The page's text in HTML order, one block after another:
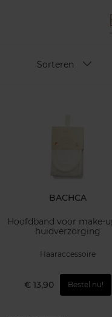
Sorteren
BACHCA
Hoofdband voor make-
huidverzorging
Haaraccessoire
€ 13,90 Bestel nu!